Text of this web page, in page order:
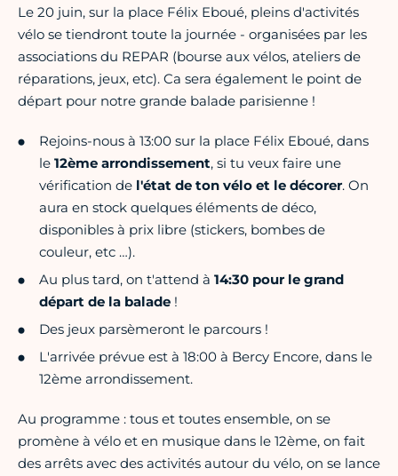
Le 20 juin, sur la place Félix Eboué, pleins d'activités
vélo se tiendront toute la journée - organisées par les
associations du REPAR (bourse aux vélos, ateliers de
réparations, jeux, etc). Ca sera également le point de
départ pour notre grande balade parisienne !
Rejoins-nous à 13:00 sur la place Félix Eboué, dans
le 12ème arrondissement, si tu veux faire une
vérification de l'état de ton vélo et le décorer. On
aura en stock quelques éléments de déco,
disponibles à prix libre (stickers, bombes de
couleur, etc …).
Au plus tard, on t'attend à 14:30 pour le grand
départ de la balade !
Des jeux parsèmeront le parcours !
L'arrivée prévue est à 18:00 à Bercy Encore, dans le
12ème arrondissement.
Au programme : tous et toutes ensemble, on se
promène à vélo et en musique dans le 12ème, on fait
des arrêts avec des activités autour du vélo, on se lance